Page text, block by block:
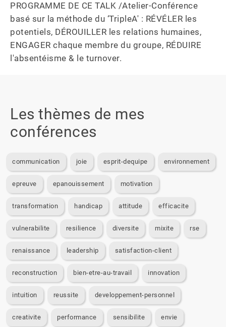
PROGRAMME DE CE TALK /Atelier-Conférence
basé sur la méthode du ‘TripleA' : RÉVÉLER les
potentiels, DÉROUILLER les relations humaines,
ENGAGER chaque membre du groupe, RÉDUIRE
l'absentéisme & le turnover.
Les thèmes de mes
conférences
communication joie esprit-dequipe environnement
epreuve epanouissement motivation
transformation handicap attitude efficacite
vulnerabilite resilience diversite mixite rse
renaissance leadership satisfaction-client
reconstruction bien-etre-au-travail innovation
intuition reussite developpement-personnel
creativite performance sensibilite envie